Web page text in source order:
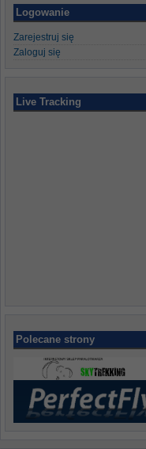
Logowanie
Zarejestruj się
Zaloguj się
Live Tracking
Polecane strony